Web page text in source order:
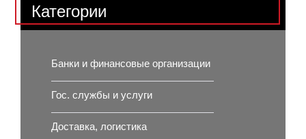
Категории
Банки и финансовые организации
Гос. службы и услуги
Доставка, логистика